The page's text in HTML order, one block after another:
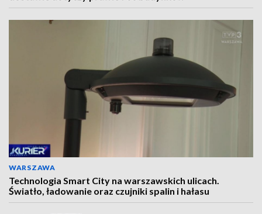
WARSZAWA
Technologia Smart City na warszawskich ulicach.
Światło, ładowanie oraz czujniki spalin i hałasu